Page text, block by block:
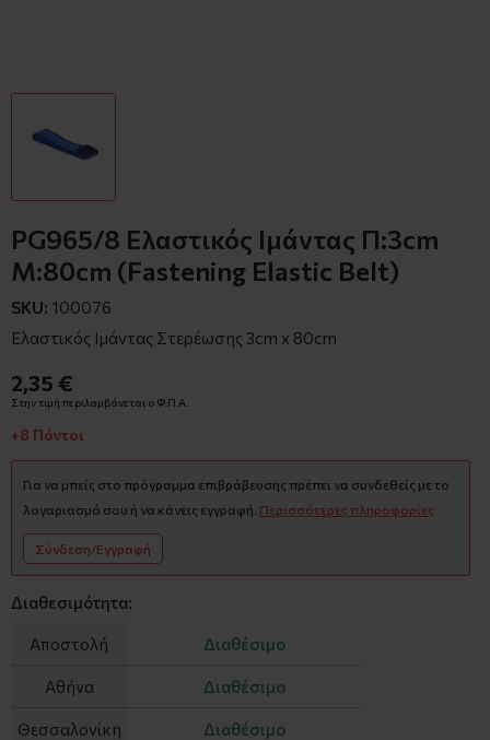
PG965/8 Ελαστικός Ιμάντας Π:3cm
M:80cm (Fastening Elastic Belt)
SKU: 100076
Ελαστικός Ιμάντας Στερέωσης 3cm x 80cm
2,35 €
Στην τιμή περιλαμβάνεται ο Φ.Π.Α.
+8 Πόντοι
Για να μπείς στο πρόγραμμα επιβράβευσης πρέπει να συνδεθείς με το
λογαριασμό σου ή να κάνεις εγγραφή. Περισσότερες πληροφορίες
Σύνδεση/Εγγραφή
Διαθεσιμότητα:
Αποστολή Διαθέσιμο
Αθήνα Διαθέσιμο
Θεσσαλονίκη Διαθέσιμο